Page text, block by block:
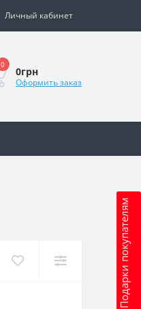
Личный кабинет
0
0грн
Оформить заказ
Подарки покупателям